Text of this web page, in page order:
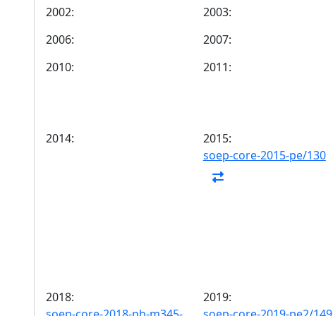
2002:
2003:
2006:
2007:
2010:
2011:
2014:
2015:
soep-core-2015-pe/130
2018:
2019: